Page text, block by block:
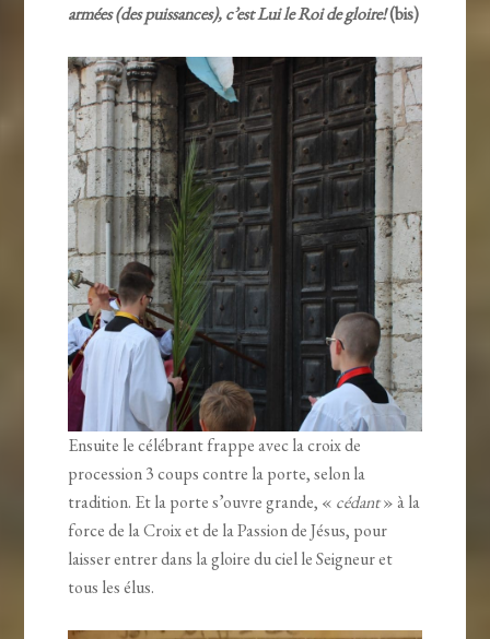
armées (des puissances), c’est Lui le Roi de gloire!(bis)
Ensuite le célébrant frappe avec la croix de
procession 3 coups contre la porte, selon la
tradition. Et la porte s’ouvre grande, « cédant» à la
force de la Croix et de la Passion de Jésus, pour
laisser entrer dans la gloire du ciel le Seigneur et
tous les élus.